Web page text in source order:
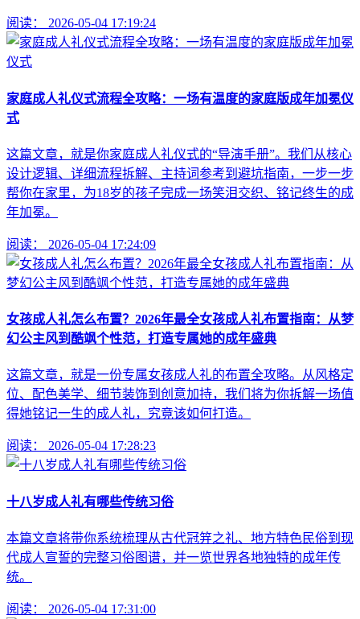
阅读： 2026-05-04 17:19:24
家庭成人礼仪式流程全攻略：一场有温度的家庭版成年加冕仪
式
这篇文章，就是你家庭成人礼仪式的“导演手册”。我们从核心
设计逻辑、详细流程拆解、主持词参考到避坑指南，一步一步
帮你在家里，为18岁的孩子完成一场笑泪交织、铭记终生的成
年加冕。
阅读： 2026-05-04 17:24:09
女孩成人礼怎么布置？2026年最全女孩成人礼布置指南：从梦
幻公主风到酷飒个性范，打造专属她的成年盛典
这篇文章，就是一份专属女孩成人礼的布置全攻略。从风格定
位、配色美学、细节装饰到创意加持，我们将为你拆解一场值
得她铭记一生的成人礼，究竟该如何打造。
阅读： 2026-05-04 17:28:23
十八岁成人礼有哪些传统习俗
本篇文章将带你系统梳理从古代冠笄之礼、地方特色民俗到现
代成人宣誓的完整习俗图谱，并一览世界各地独特的成年传
统。
阅读： 2026-05-04 17:31:00